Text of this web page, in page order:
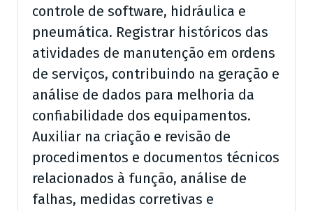
controle de software, hidráulica e
pneumática. Registrar históricos das
atividades de manutenção em ordens
de serviços, contribuindo na geração e
análise de dados para melhoria da
confiabilidade dos equipamentos.
Auxiliar na criação e revisão de
procedimentos e documentos técnicos
relacionados à função, análise de
falhas, medidas corretivas e